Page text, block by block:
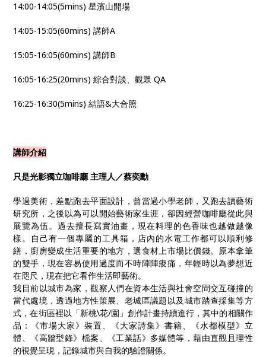
14:00-14:05(5mins) 星濱山開場
14:05-15:05(60mins) 講師A
15:05-16:05(60mins) 講師B
16:05-16:25(20mins) 綜合對談、觀眾 QA
16:25-16:30(5mins) 結語&大合照
講師介紹
只是光影獨立咖啡廳 主理人／蔡奕勳
學過美術，差點跑去平面設計，曾當過小學老師，又跑去讀藝術
研究所，之後以為可以開始藝術家生涯，卻因經營咖啡廳從此與
展覽為伍。過去擅長寫實油畫，現在料理的色香味也越做越像
樣。自己有一個專屬的工具箱，店內的水電工作都可以順利修
繕，廚房變成生活重要的地方，選食材上市場比價錢。原本拿筆
的雙手，現在容易使用過度而不時陣陣痠痛，年輕時以為夢想近
在咫尺，現在把它看作生活即藝術。
我目前以城市為家，觀察人們在資本生活與社會空間交互碰撞的
當代處境，透過地方性策展、老城區議題以及城市踏查採集等方
式，在街區裡以「新桃\花/園」創作計畫持續進行，其中的相關作
品：《市場大家》裝置、《大家詩集》書籍、《水都模型》立
體、《高牆型錄》檔案、《工業話》多媒體等，藉由直觀且理性
的視覺呈現，記錄城市與自我的驗證關係。